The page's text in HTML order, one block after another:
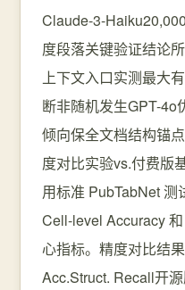
Claude-3-
度段落关键验证结论
上下文入口实测最大
断非随机发生GPT-
倾向保全文档结构锚
度对比实验vs.付费版
用标准 PubTabNet 测
Cell-level Accuracy
心指标。精度对比结
Acc.Struct. Recall开